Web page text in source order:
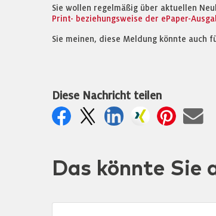
Sie wollen regelmäßig über aktuellen
Print- beziehungsweise der ePaper-
Sie meinen, diese Meldung könnte auch
Diese Nachricht teilen
Das könnte Sie